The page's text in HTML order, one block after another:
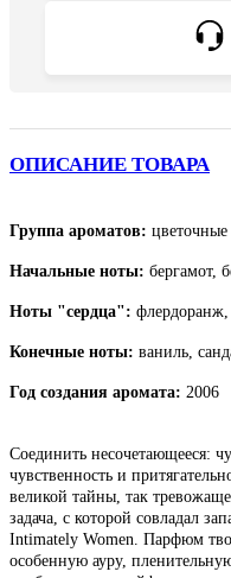
ОПИСАНИЕ ТОВАРА
Группа ароматов: цветочные
Начальные ноты: бергамот,
Ноты "сердца": флердоранж,
Конечные ноты: ваниль,
Год создания аромата: 2006
Соединить несочетающееся:
чувственность и
великой тайны, так
задача, с которой совладал
Intimately Women. Парфюм
особенную ауру,